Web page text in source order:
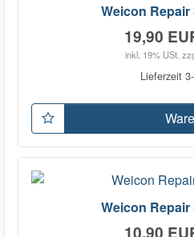
Weicon
19,90
inkl. 19% USt.
Lieferzeit
Weicon
10,90